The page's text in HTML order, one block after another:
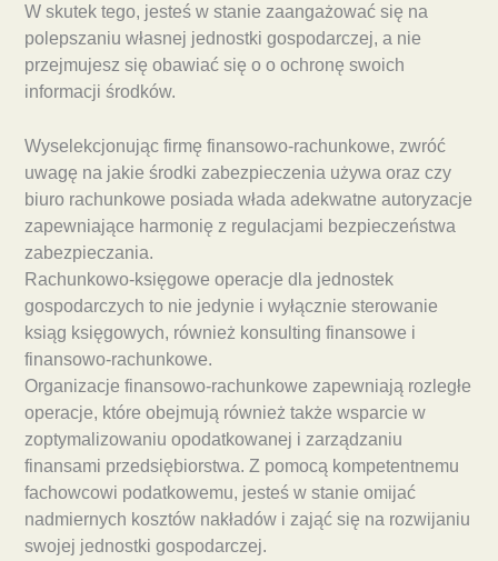
W skutek tego, jesteś w stanie zaangażować się na
polepszaniu własnej jednostki gospodarczej, a nie
przejmujesz się obawiać się o o ochronę swoich
informacji środków.
Wyselekcjonując firmę finansowo-rachunkowe, zwróć
uwagę na jakie środki zabezpieczenia używa oraz czy
biuro rachunkowe posiada włada adekwatne autoryzacje
zapewniające harmonię z regulacjami bezpieczeństwa
zabezpieczania.
Rachunkowo-księgowe operacje dla jednostek
gospodarczych to nie jedynie i wyłącznie sterowanie
ksiąg księgowych, również konsulting finansowe i
finansowo-rachunkowe.
Organizacje finansowo-rachunkowe zapewniają rozległe
operacje, które obejmują również także wsparcie w
zoptymalizowaniu opodatkowanej i zarządzaniu
finansami przedsiębiorstwa. Z pomocą kompetentnemu
fachowcowi podatkowemu, jesteś w stanie omijać
nadmiernych kosztów nakładów i zająć się na rozwijaniu
swojej jednostki gospodarczej.